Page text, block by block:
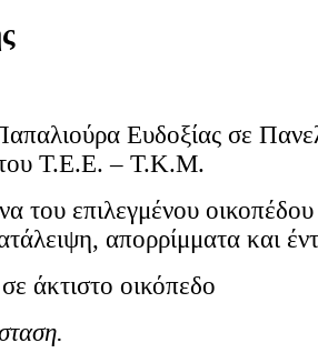
Ευδοξίας σε
του Τ.Ε.Ε. – Τ.Κ.Μ.
του επιλεγμένου οικοπέδου
απορρίμματα και